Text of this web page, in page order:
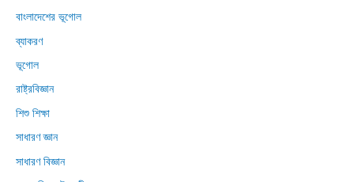
বাংলাদেশের ভূগোল
ব্যাকরণ
ভূগোল
রাষ্ট্রবিজ্ঞান
শিশু শিক্ষা
সাধারণ জ্ঞান
সাধারণ বিজ্ঞান